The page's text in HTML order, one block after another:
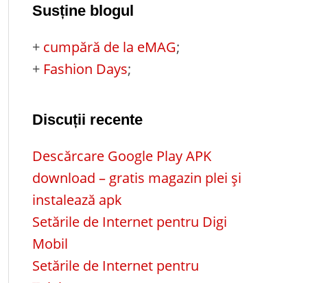
Susține blogul
+ cumpără de la eMAG;
+ Fashion Days;
Discuții recente
Descărcare Google Play APK
download – gratis magazin plei și
instalează apk
Setările de Internet pentru Digi
Mobil
Setările de Internet pentru